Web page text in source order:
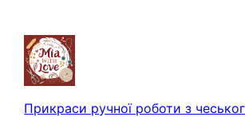
вмісту
Прикраси ручної роботи з